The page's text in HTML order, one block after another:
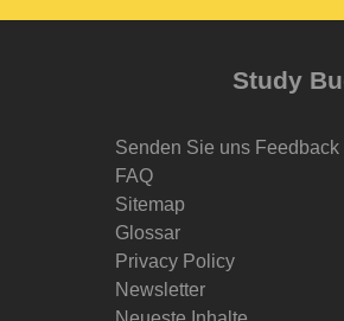
Study
Senden Sie uns Feedback
FAQ
Sitemap
Glossar
Privacy Policy
Newsletter